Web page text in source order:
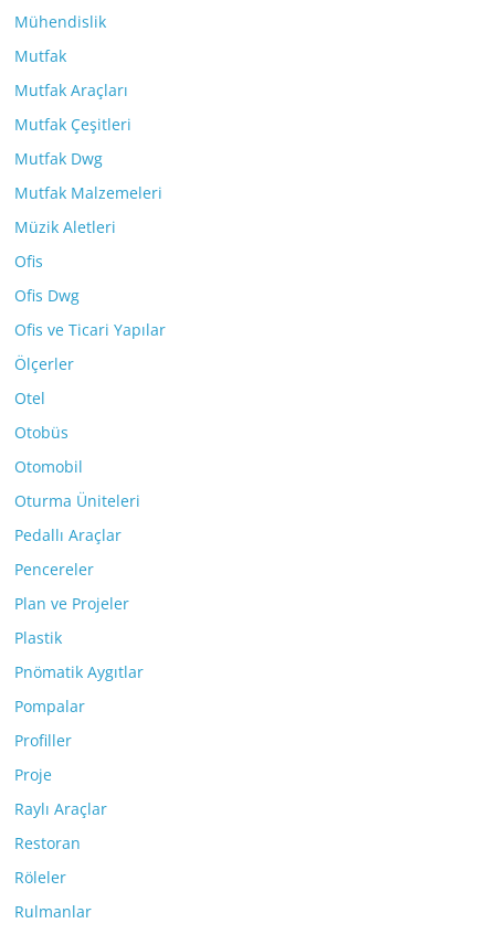
Mühendislik
Mutfak
Mutfak Araçları
Mutfak Çeşitleri
Mutfak Dwg
Mutfak Malzemeleri
Müzik Aletleri
Ofis
Ofis Dwg
Ofis ve Ticari Yapılar
Ölçerler
Otel
Otobüs
Otomobil
Oturma Üniteleri
Pedallı Araçlar
Pencereler
Plan ve Projeler
Plastik
Pnömatik Aygıtlar
Pompalar
Profiller
Proje
Raylı Araçlar
Restoran
Röleler
Rulmanlar